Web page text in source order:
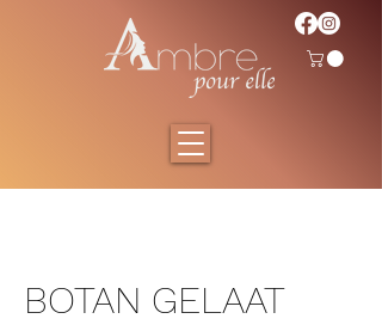
BOTAN GELAAT